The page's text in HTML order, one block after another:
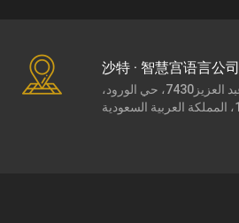
沙特 · 智慧宫语言公司
طريق الملك عبد العزيز7430، حي الورود،